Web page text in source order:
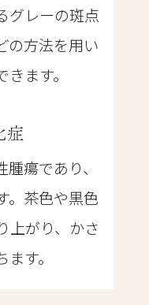
グレーの斑点
の方法を用い
ます。
症
瘍であり、
。茶色や黒色
上がり、かさ
す。